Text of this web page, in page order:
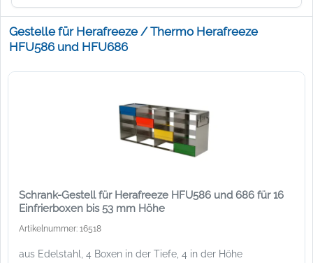
Gestelle für Herafreeze / Thermo Herafreeze
HFU586 und HFU686
Schrank-Gestell für Herafreeze HFU586 und 686 für 16
Einfrierboxen bis 53 mm Höhe
Artikelnummer: 16518
aus Edelstahl, 4 Boxen in der Tiefe, 4 in der Höhe